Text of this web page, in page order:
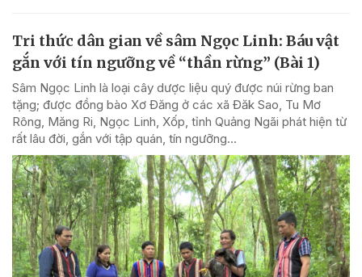
Tri thức dân gian về sâm Ngọc Linh: Báu vật
gắn với tín ngưỡng về “thần rừng” (Bài 1)
Sâm Ngọc Linh là loại cây dược liệu quý được núi rừng ban
tặng; được đồng bào Xơ Đăng ở các xã Đăk Sao, Tu Mơ
Rông, Măng Ri, Ngọc Linh, Xốp, tỉnh Quảng Ngãi phát hiện từ
rất lâu đời, gắn với tập quán, tín ngưỡng...